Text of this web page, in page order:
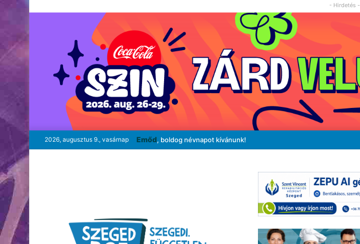
- Hirdetés -
2026, augusztus 9., vasárnap Emőd, boldog névnapot kívánunk!